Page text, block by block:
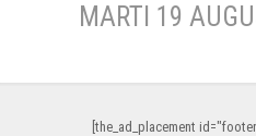
MARTI 19
[the_ad_placement